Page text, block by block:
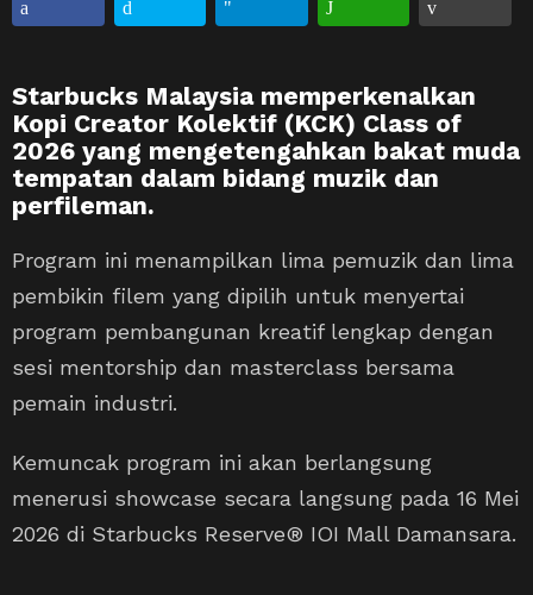
Starbucks Malaysia memperkenalkan
Kopi Creator Kolektif (KCK) Class of
2026 yang mengetengahkan bakat muda
tempatan dalam bidang muzik dan
perfileman.
Program ini menampilkan lima pemuzik dan lima
pembikin filem yang dipilih untuk menyertai
program pembangunan kreatif lengkap dengan
sesi mentorship dan masterclass bersama
pemain industri.
Kemuncak program ini akan berlangsung
menerusi showcase secara langsung pada 16 Mei
2026 di Starbucks Reserve® IOI Mall Damansara.